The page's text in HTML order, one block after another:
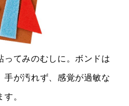
ってみのむしに。ボンドは
手が汚れず、感覚が過敏な
。